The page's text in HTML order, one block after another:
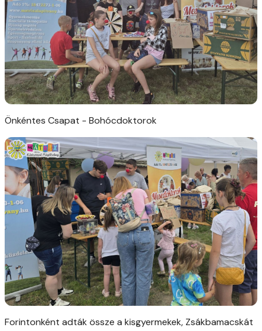
Önkéntes Csapat - Bohócdoktorok
Forintonként adták össze a kisgyermekek, Zsákbamacskát